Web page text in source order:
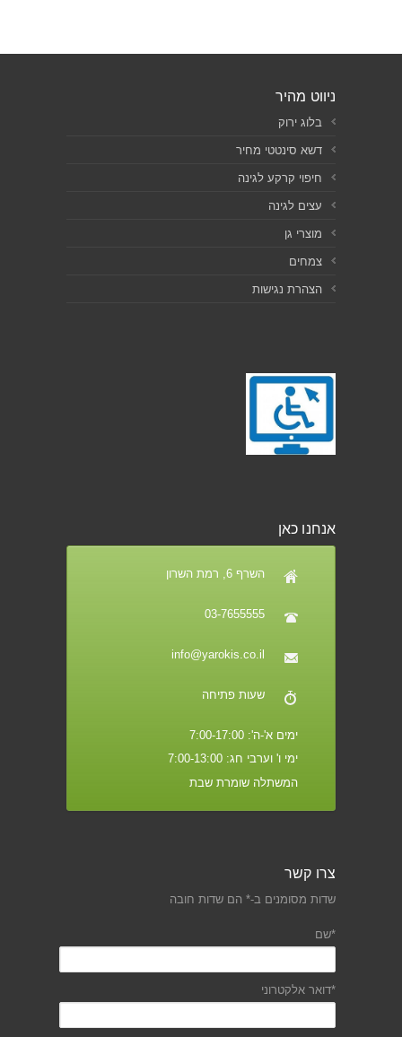
ניווט מהיר
בלוג ירוק
דשא סינטטי מחיר
חיפוי קרקע לגינה
עצים לגינה
מוצרי גן
צמחים
הצהרת נגישות
אנחנו כאן
השרף 6, רמת השרון
03-7655555
info@yarokis.co.il
שעות פתיחה
ימים א'-ה': 7:00-17:00
ימי ו' וערבי חג: 7:00-13:00
המשתלה שומרת שבת
צרו קשר
שדות מסומנים ב-* הם שדות חובה
*שם
*דואר אלקטרוני